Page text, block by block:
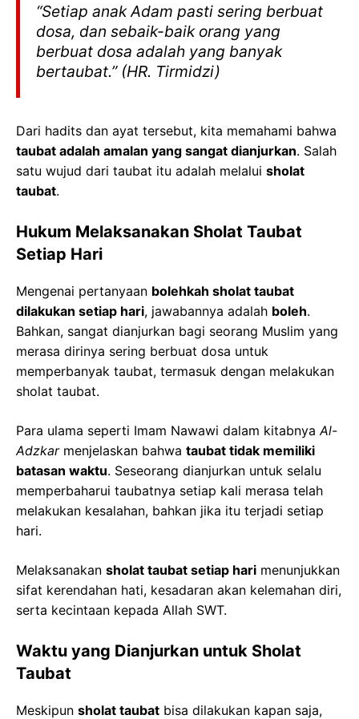
“Setiap anak Adam pasti sering berbuat
dosa, dan sebaik-baik orang yang
berbuat dosa adalah yang banyak
bertaubat.” (HR. Tirmidzi)
Dari hadits dan ayat tersebut, kita memahami bahwa
taubat adalah amalan yang sangat dianjurkan. Salah
satu wujud dari taubat itu adalah melalui sholat
taubat.
Hukum Melaksanakan Sholat Taubat
Setiap Hari
Mengenai pertanyaan bolehkah sholat taubat
dilakukan setiap hari, jawabannya adalah boleh.
Bahkan, sangat dianjurkan bagi seorang Muslim yang
merasa dirinya sering berbuat dosa untuk
memperbanyak taubat, termasuk dengan melakukan
sholat taubat.
Para ulama seperti Imam Nawawi dalam kitabnya Al-
Adzkarmenjelaskan bahwa taubat tidak memiliki
batasan waktu. Seseorang dianjurkan untuk selalu
memperbaharui taubatnya setiap kali merasa telah
melakukan kesalahan, bahkan jika itu terjadi setiap
hari.
Melaksanakan sholat taubat setiap hari menunjukkan
sifat kerendahan hati, kesadaran akan kelemahan diri,
serta kecintaan kepada Allah SWT.
Waktu yang Dianjurkan untuk Sholat
Taubat
Meskipun sholat taubat bisa dilakukan kapan saja,